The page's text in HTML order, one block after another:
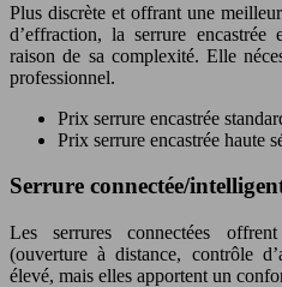
Plus discrète et offrant une
d’effraction, la serrure
raison de sa complexité. Elle
professionnel.
Prix serrure encastrée
Prix serrure encastrée haute
Serrure connectée/
Les serrures connectées
(ouverture à distance, contrôle
élevé, mais elles apportent un